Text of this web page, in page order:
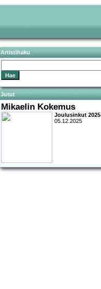
Artistihaku
Jutut
Mikaelin Kokemus
Joulusinkut 2025
05.12.2025